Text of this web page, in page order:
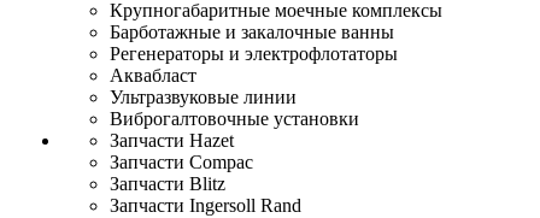
Крупногабаритные моечные комплексы
Барботажные и закалочные ванны
Регенераторы и электрофлотаторы
Аквабласт
Ультразвуковые линии
Виброгалтовочные установки
Запчасти Hazet
Запчасти Compac
Запчасти Blitz
Запчасти Ingersoll Rand